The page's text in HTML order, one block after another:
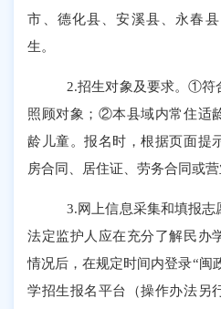
市、德化县、安溪县、永春
生。
2.招生对象 及要求。①符
照顾对象； ②本县域内常住适
龄儿童。报名时，根据页面提
房合同、居住证 、劳务合同或营
3.网上信息采集和填报志
法定监护人应在充分了解民办
情况后，在规定时间内登录“闽
学招生报名平台
（操作办法另